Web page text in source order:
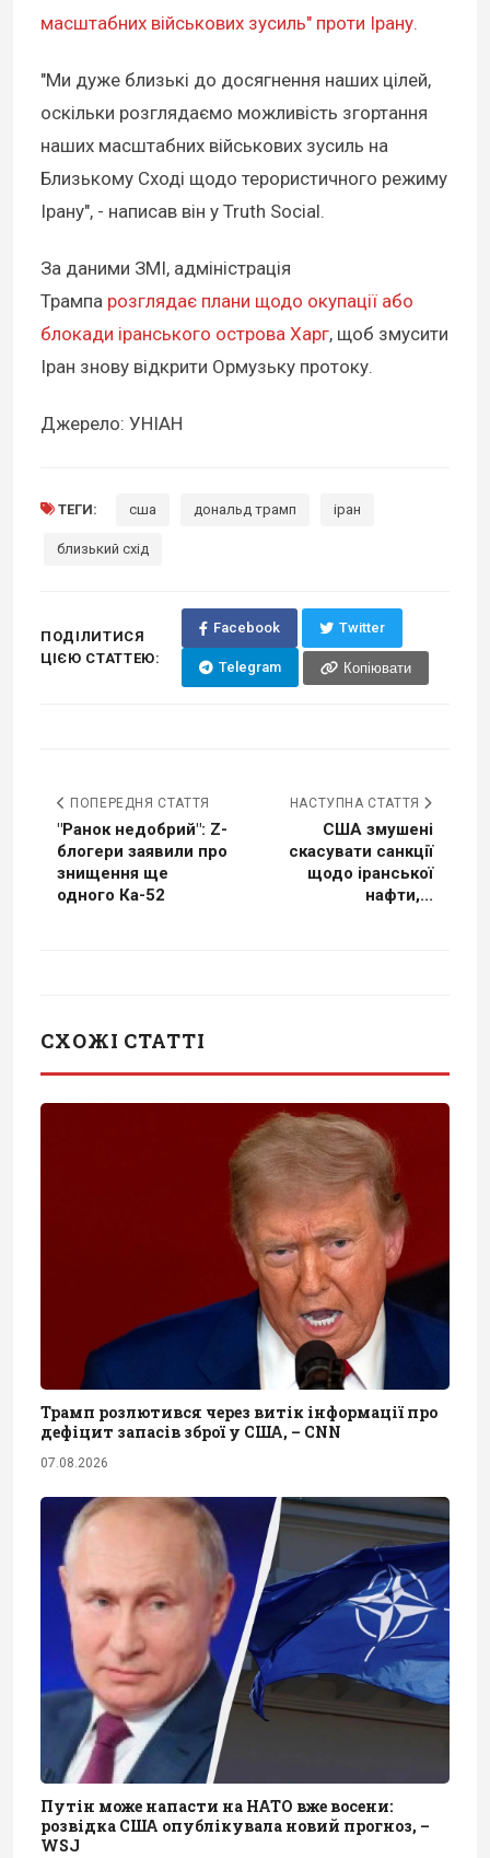
масштабних військових зусиль" проти Ірану.
"Ми дуже близькі до досягнення наших цілей,
оскільки розглядаємо можливість згортання
наших масштабних військових зусиль на
Близькому Сході щодо терористичного режиму
Ірану", - написав він у Truth Social.
За даними ЗМІ, адміністрація
Трампа розглядає плани щодо окупації або
блокади іранського острова Харг, щоб змусити
Іран знову відкрити Ормузьку протоку.
Джерело: УНІАН
ТЕГИ: сша дональд трамп іран
близький схід
ПОДІЛИТИСЯ
ЦІЄЮ СТАТТЕЮ:
Facebook Twitter
Telegram Копіювати
ПОПЕРЕДНЯ СТАТТЯ
"Ранок недобрий": Z-
блогери заявили про
знищення ще
одного Ка-52
НАСТУПНА СТАТТЯ
США змушені
скасувати санкції
щодо іранської
нафти,...
СХОЖІ СТАТТІ
Трамп розлютився через витік інформації про
дефіцит запасів зброї у США, – CNN
07.08.2026
Путін може напасти на НАТО вже восени:
розвідка США опублікувала новий прогноз, –
WSJ